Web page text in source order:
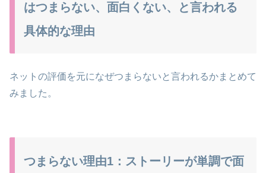
はつまらない、面白くない、と言われる
具体的な理由
ネットの評価を元になぜつまらないと言われるかまとめて
みました。
つまらない理由1：ストーリーが単調で面